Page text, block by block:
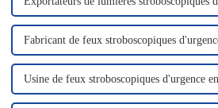
Fabricant de feux stroboscopiques
Usine de feux stroboscopiques d'urgence